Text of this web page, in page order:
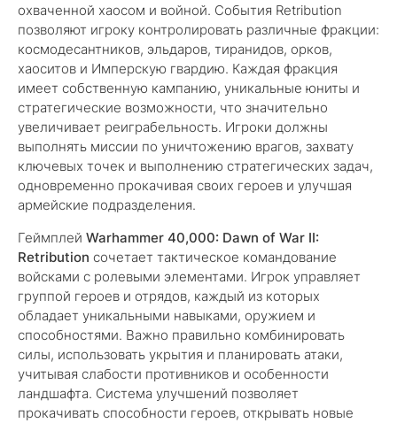
охваченной хаосом и войной. События Retribution
позволяют игроку контролировать различные фракции:
космодесантников, эльдаров, тиранидов, орков,
хаоситов и Имперскую гвардию. Каждая фракция
имеет собственную кампанию, уникальные юниты и
стратегические возможности, что значительно
увеличивает реиграбельность. Игроки должны
выполнять миссии по уничтожению врагов, захвату
ключевых точек и выполнению стратегических задач,
одновременно прокачивая своих героев и улучшая
армейские подразделения.
Геймплей Warhammer 40,000: Dawn of War II:
Retribution сочетает тактическое командование
войсками с ролевыми элементами. Игрок управляет
группой героев и отрядов, каждый из которых
обладает уникальными навыками, оружием и
способностями. Важно правильно комбинировать
силы, использовать укрытия и планировать атаки,
учитывая слабости противников и особенности
ландшафта. Система улучшений позволяет
прокачивать способности героев, открывать новые